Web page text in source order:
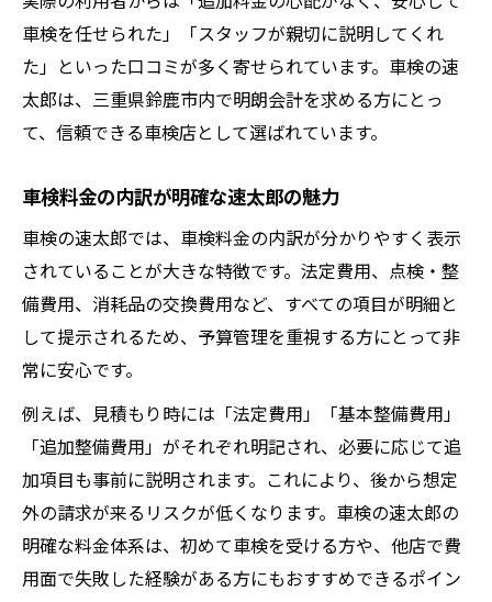
車検を任せられた」「スタッフが親切に説明してくれ
た」といった口コミが多く寄せられています。車検の速
太郎は、三重県鈴鹿市内で明朗会計を求める方にとっ
て、信頼できる車検店として選ばれています。
車検料金の内訳が明確な速太郎の魅力
車検の速太郎では、車検料金の内訳が分かりやすく表示
されていることが大きな特徴です。法定費用、点検・整
備費用、消耗品の交換費用など、すべての項目が明細と
して提示されるため、予算管理を重視する方にとって非
常に安心です。
例えば、見積もり時には「法定費用」「基本整備費用」
「追加整備費用」がそれぞれ明記され、必要に応じて追
加項目も事前に説明されます。これにより、後から想定
外の請求が来るリスクが低くなります。車検の速太郎の
明確な料金体系は、初めて車検を受ける方や、他店で費
用面で失敗した経験がある方にもおすすめできるポイン